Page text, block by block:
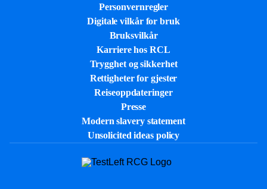
Personvernregler
Digitale vilkår for bruk
Bruksvilkår
Karriere hos RCL
Trygghet og sikkerhet​
Rettigheter for gjester
Reiseoppdateringer
Presse
Modern slavery statement
Unsolicited ideas policy